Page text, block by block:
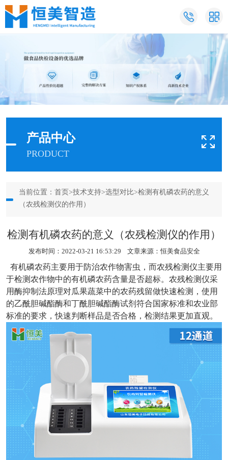
产品中心
PRODUCT
当前位置： 首页 >技术支持>选型对比>检测有机磷农药的意义
（农残检测仪的作用）
检测有机磷农药的意义（农残检测仪的作用）
发布时间：2022-03-21 16:53:29 文章来源：恒美食品安全
有机磷农药主要用于防治农作物害虫，而农残检测仪主要用
于检测农作物中的有机磷农药含量是否超标。农残检测仪采
用酶抑制法原理对瓜果蔬菜中的农药残留做快速检测，使用
的乙酰胆碱酯酶和丁酰胆碱酯酶试剂符合国家标准和农业部
标准的要求，快速判断样品是否合格，检测结果更加直观。